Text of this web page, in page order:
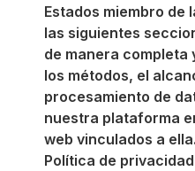
Estados miembro de
las siguientes
de manera
los métodos, el
procesamiento de
nuestra plataforma
web vinculados a
Política de